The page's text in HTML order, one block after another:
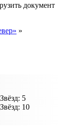
документ
»